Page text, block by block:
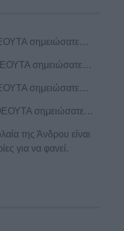
σημειώσατε…
σημειώσατε…
σημειώσατε…
σημειώσατε…
της Άνδρου είναι
για να φανεί.